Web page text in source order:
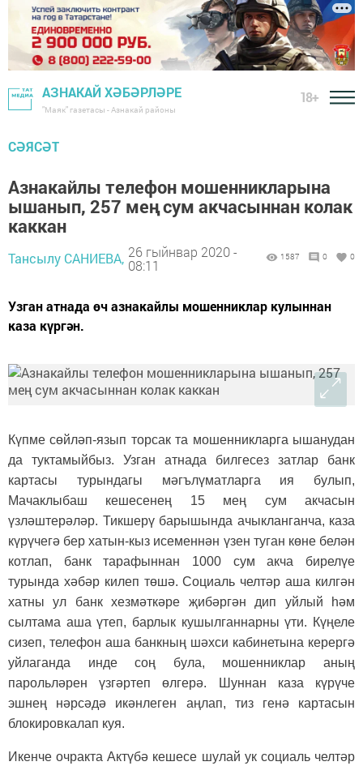
АЗНАКАЙ ХӘБӘРЛӘРЕ
"Маяк" газетасы - Азнакай районы
18+
СӘЯСӘТ
Азнакайлы телефон мошенникларына
ышанып, 257 мең сум акчасыннан колак
каккан
Тансылу САНИЕВА, 26 гыйнвар 2020 -
08:11
1587 0 0
Узган атнада өч азнакайлы мошенниклар кулыннан
каза күргән.
Күпме сөйләп-язып торсак та мошенникларга ышанудан
да туктамыйбыз. Узган атнада билгесез затлар банк
картасы турындагы мәгълүматларга ия булып,
Мачаклыбаш кешесенең 15 мең сум акчасын
үзләштерәләр. Тикшерү барышында ачыкланганча, каза
күрүчегә бер хатын-кыз исеменнән үзен туган көне белән
котлап, банк тарафыннан 1000 сум акча бирелүе
турында хәбәр килеп төшә. Социаль челтәр аша килгән
хатны ул банк хезмәткәре җибәргән дип уйлый һәм
сылтама аша үтеп, барлык кушылганнарны үти. Күңеле
сизеп, телефон аша банкның шәхси кабинетына керергә
уйлаганда инде соң була, мошенниклар аның
парольләрен үзгәртеп өлгерә. Шуннан каза күрүче
эшнең нәрсәдә икәнлеген аңлап, тиз генә картасын
блокировкалап куя.
Икенче очракта Актүбә кешесе шулай ук социаль челтәр